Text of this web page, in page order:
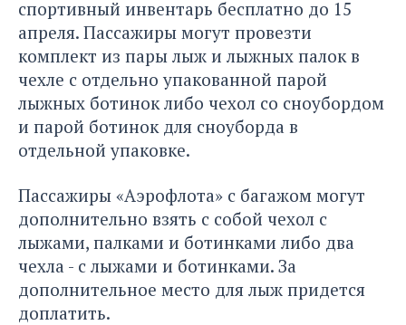
спортивный инвентарь бесплатно до 15
апреля. Пассажиры могут провезти
комплект из пары лыж и лыжных палок в
чехле с отдельно упакованной парой
лыжных ботинок либо чехол со сноубордом
и парой ботинок для сноуборда в
отдельной упаковке.
Пассажиры «Аэрофлота» с багажом могут
дополнительно взять с собой чехол с
лыжами, палками и ботинками либо два
чехла - с лыжами и ботинками. За
дополнительное место для лыж придется
доплатить.